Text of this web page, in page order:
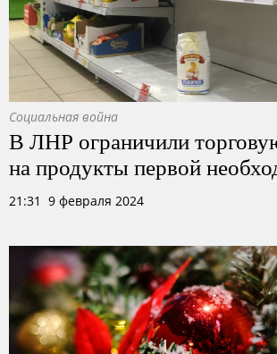
Социальная война
В ЛНР ограничили
на продукты первой
21:31 9 февраля 2024